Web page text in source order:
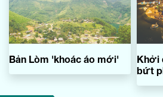
Bản Lòm 'khoác áo mới'
Khởi
bứt